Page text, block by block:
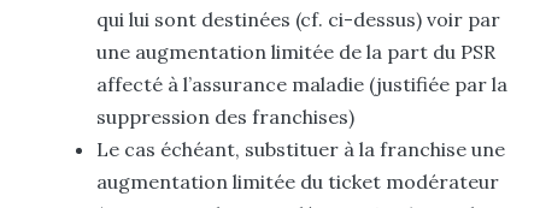
qui lui sont destinées (cf. ci-dessus) voir par
une augmentation limitée de la part du PSR
affecté à l’assurance maladie (justifiée par la
suppression des franchises)
Le cas échéant, substituer à la franchise une
augmentation limitée du ticket modérateur